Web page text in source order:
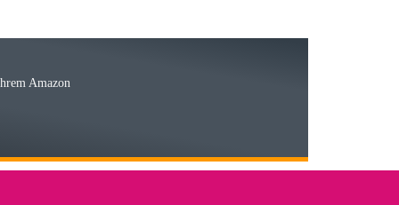
kommenden Jahren herausstellen. Spannend wird es falls
Amazon